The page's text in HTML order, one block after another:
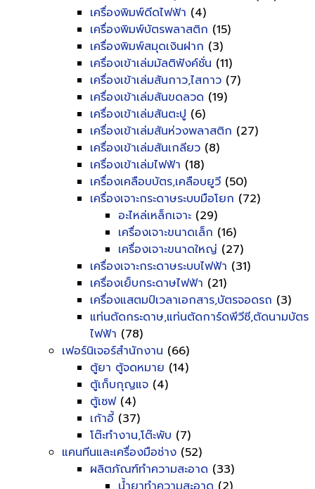
เครื่องพิมพ์ดีดไฟฟ้า (4)
เครื่องพิมพ์บัตรพลาสติก (15)
เครื่องพิมพ์สมุดเงินฝาก (3)
เครื่องเข้าเล่มมัลติฟังค์ชั่น (11)
เครื่องเข้าเล่มสันกาว,ไสกาว (7)
เครื่องเข้าเล่มสันขดลวด (19)
เครื่องเข้าเล่มสันตะปู (6)
เครื่องเข้าเล่มสันห่วงพลาสติก (27)
เครื่องเข้าเล่มสันเกลียว (8)
เครื่องเข้าเล่มไฟฟ้า (18)
เครื่องเคลือบบัตร,เคลือบยูวี (50)
เครื่องเจาะกระดาษระบบมือโยก (72)
อะไหล่เหล็กเจาะ (29)
เครื่องเจาะขนาดเล็ก (16)
เครื่องเจาะขนาดใหญ่ (27)
เครื่องเจาะกระดาษระบบไฟฟ้า (31)
เครื่องเย็บกระดาษไฟฟ้า (21)
เครื่องแสตมป์เวลาเอกสาร,บัตรจอดรถ (3)
แท่นตัดกระดาษ,แท่นตัดการ์ดพีวีซี,ตัดนามบัตร
ไฟฟ้า (78)
เฟอร์นิเจอร์สำนักงาน (66)
ตู้ยา ตู้จดหมาย (14)
ตู้เก็บกุญแจ (4)
ตู้เซฟ(4)
เก้าอี้ (37)
โต๊ะทำงาน,โต๊ะพับ (7)
แคนทีนและเครื่องมือช่าง (52)
ผลิตภัณฑ์ทำความสะอาด (33)